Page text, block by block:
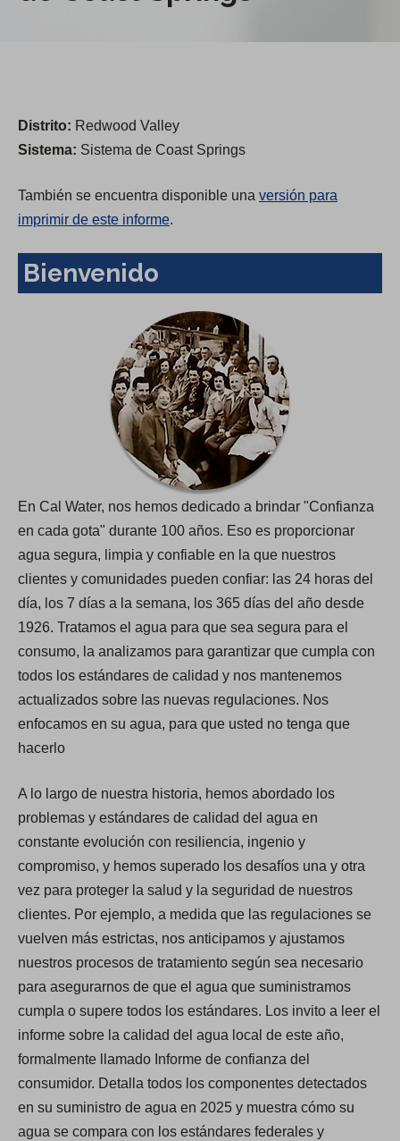
Distrito: Redwood Valley
Sistema: Sistema de Coast Springs
También se encuentra disponible una versión para
imprimir de este informe.
Bienvenido
En Cal Water, nos hemos dedicado a brindar "Confianza
en cada gota​​​​​​​" durante 100 años. Eso es proporcionar
agua segura, limpia y confiable en la que nuestros
clientes y comunidades pueden confiar: las 24 horas del
día, los 7 días a la semana, los 365 días del año desde
1926. Tratamos el agua para que sea segura para el
consumo, la analizamos para garantizar que cumpla con
todos los estándares de calidad y nos mantenemos
actualizados sobre las nuevas regulaciones. Nos
enfocamos en su agua, para que usted no tenga que
hacerlo
A lo largo de nuestra historia, hemos abordado los
problemas y estándares de calidad del agua en
constante evolución con resiliencia, ingenio y
compromiso, y hemos superado los desafíos una y otra
vez para proteger la salud y la seguridad de nuestros
clientes. Por ejemplo, a medida que las regulaciones se
vuelven más estrictas, nos anticipamos y ajustamos
nuestros procesos de tratamiento según sea necesario
para asegurarnos de que el agua que suministramos
cumpla o supere todos los estándares. Los invito a leer el
informe sobre la calidad del agua local de este año,
formalmente llamado Informe de confianza del
consumidor. Detalla todos los componentes detectados
en su suministro de agua en 2025 y muestra cómo su
agua se compara con los estándares federales y